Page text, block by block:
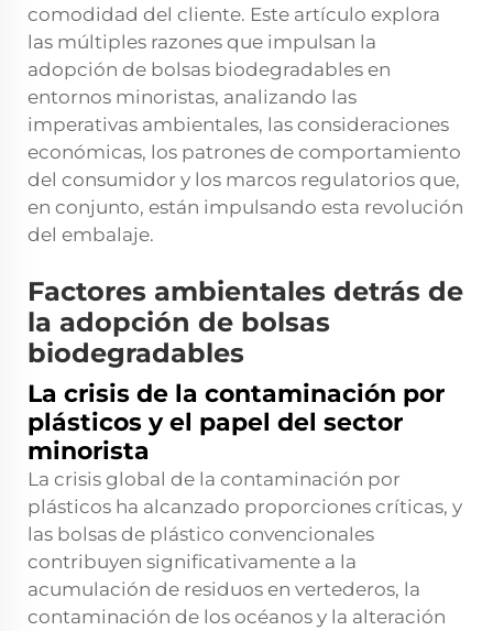
comodidad del cliente. Este artículo explora
las múltiples razones que impulsan la
adopción de bolsas biodegradables en
entornos minoristas, analizando las
imperativas ambientales, las consideraciones
económicas, los patrones de comportamiento
del consumidor y los marcos regulatorios que,
en conjunto, están impulsando esta revolución
del embalaje.
Factores ambientales detrás de
la adopción de bolsas
biodegradables
La crisis de la contaminación por
plásticos y el papel del sector
minorista
La crisis global de la contaminación por
plásticos ha alcanzado proporciones críticas, y
las bolsas de plástico convencionales
contribuyen significativamente a la
acumulación de residuos en vertederos, la
contaminación de los océanos y la alteración